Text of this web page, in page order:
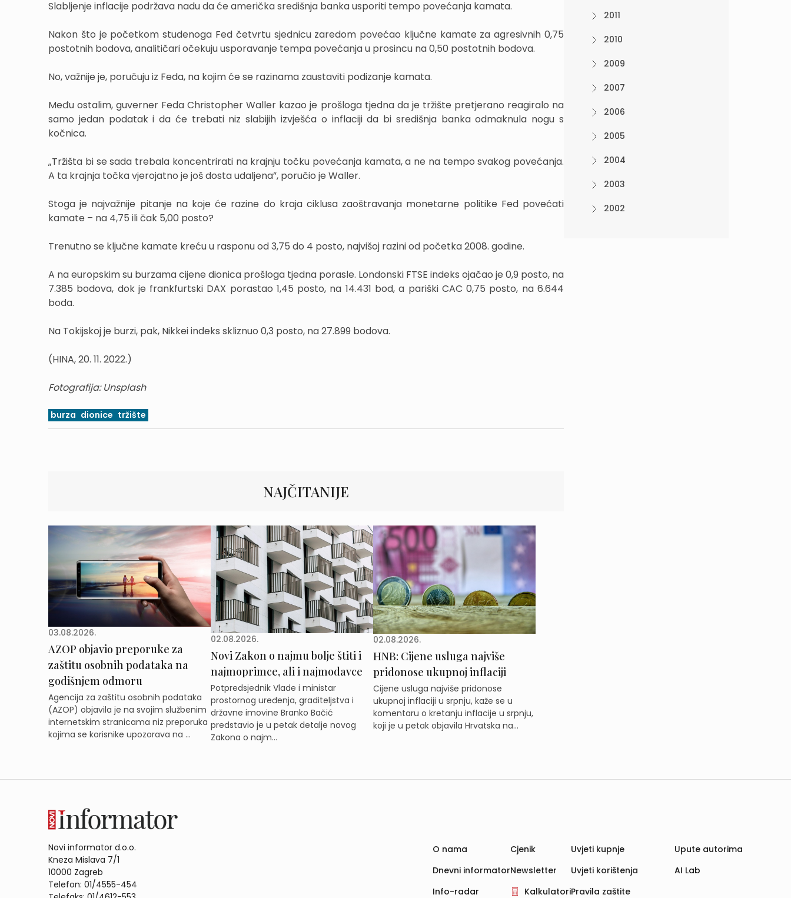
Slabljenje inflacije podržava nadu da će američka središnja banka usporiti tempo povećanja kamata.
Nakon što je početkom studenoga Fed četvrtu sjednicu zaredom povećao ključne kamate za agresivnih 0,75
postotnih bodova, analitičari očekuju usporavanje tempa povećanja u prosincu na 0,50 postotnih bodova.
No, važnije je, poručuju iz Feda, na kojim će se razinama zaustaviti podizanje kamata.
Među ostalim, guverner Feda Christopher Waller kazao je prošloga tjedna da je tržište pretjerano reagiralo na
samo jedan podatak i da će trebati niz slabijih izvješća o inflaciji da bi središnja banka odmaknula nogu s
kočnica.
„Tržišta bi se sada trebala koncentrirati na krajnju točku povećanja kamata, a ne na tempo svakog povećanja.
A ta krajnja točka vjerojatno je još dosta udaljena”, poručio je Waller.
Stoga je najvažnije pitanje na koje će razine do kraja ciklusa zaoštravanja monetarne politike Fed povećati
kamate – na 4,75 ili čak 5,00 posto?
Trenutno se ključne kamate kreću u rasponu od 3,75 do 4 posto, najvišoj razini od početka 2008. godine.
A na europskim su burzama cijene dionica prošloga tjedna porasle. Londonski FTSE indeks ojačao je 0,9 posto, na
7.385 bodova, dok je frankfurtski DAX porastao 1,45 posto, na 14.431 bod, a pariški CAC 0,75 posto, na 6.644
boda.
Na Tokijskoj je burzi, pak, Nikkei indeks skliznuo 0,3 posto, na 27.899 bodova.
(HINA, 20. 11. 2022.)
Fotografija: Unsplash
burza dionice tržište
NAJČITANIJE
03.08.2026.
AZOP objavio preporuke za
zaštitu osobnih podataka na
godišnjem odmoru
Agencija za zaštitu osobnih podataka
(AZOP) objavila je na svojim službenim
internetskim stranicama niz preporuka
kojima se korisnike upozorava na ...
02.08.2026.
Novi Zakon o najmu bolje štiti i
najmoprimce, ali i najmodavce
Potpredsjednik Vlade i ministar
prostornog uređenja, graditeljstva i
državne imovine Branko Bačić
predstavio je u petak detalje novog
Zakona o najm...
02.08.2026.
HNB: Cijene usluga najviše
pridonose ukupnoj inflaciji
Cijene usluga najviše pridonose
ukupnoj inflaciji u srpnju, kaže se u
komentaru o kretanju inflacije u srpnju,
koji je u petak objavila Hrvatska na...
2011
2010
2009
2007
2006
2005
2004
2003
2002
Novi informator d.o.o.
Kneza Mislava 7/1
10000 Zagreb
Telefon: 01/4555-454
O nama
Dnevni informator
Info-radar
Cjenik
Newsletter
Kalkulatori
Uvjeti kupnje
Uvjeti korištenja
Pravila zaštite
Upute autorima
AI Lab